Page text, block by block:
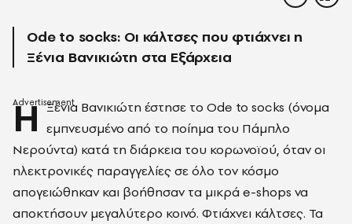
Ode to socks: Οι κάλτσες που φτιάχνει η
Ξένια Βανικιώτη στα Εξάρχεια
Η Ξένια Βανικιώτη έστησε το Ode to socks (όνομα
εμπνευσμένο από το ποίημα του Πάμπλο
Νερούντα) κατά τη διάρκεια του κορωνοϊού, όταν οι
ηλεκτρονικές παραγγελίες σε όλο τον κόσμο
απογειώθηκαν και βοήθησαν τα μικρά e-shops να
αποκτήσουν μεγαλύτερο κοινό. Φτιάχνει κάλτσες. Τα